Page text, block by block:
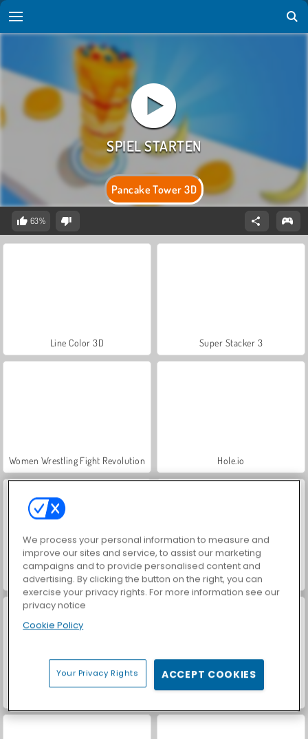
Pancake Tower 3D
63%
Line Color 3D Super Stacker 3
Women Wrestling Fight Revolution Hole.io
Funny Shopping Supermarket Lustige Ohrenbehandlung
We process your personal information to measure and
improve our sites and service, to assist our marketing
campaigns and to provide personalised content and
advertising. By clicking the button on the right, you can
exercise your privacy rights. For more information see our
privacy notice
Cookie Policy
Your Privacy Rights ACCEPT COOKIES